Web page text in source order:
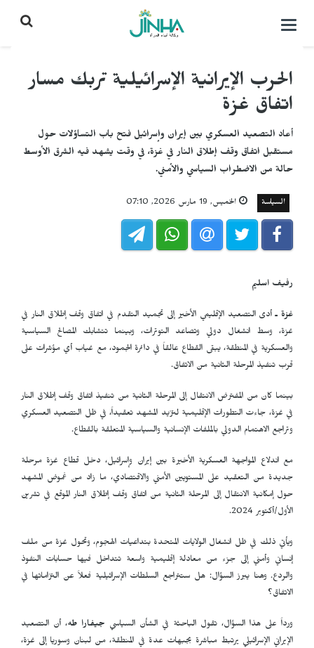
التحكم
الحرب الإيرانية الإسرائيلية تربك مسار
اتفاق غزة
أعاد التصعيد العسكري بين إيران وإسرائيل فتح باب التساؤلات حول
مستقبل اتفاق وقف إطلاق النار في غزة، في وقت يشهد فيه الشرق الأوسط
حالة من الاضطراب السياسي والأمني.
السياسة الخميس, 19 مارس 2026, 07:10
رفيف اسليم
غزة ـ أدى التصعيد الإقليمي الأخير إلى تجميد التقدم في اتفاق وقف إطلاق النار في
غزة، وسط انشغال دولي وتصاعد التوترات، وبينما تتشابك المصالح السياسية
والعسكرية في المنطقة، يبقى القطاع عالقاً في دائرة الجمود، مع غياب أي مؤشرات على
قرب تنفيذ المرحلة الثانية من الاتفاق.
بينما كان من المفترض الانتقال إلى المرحلة الثانية من تنفيذ اتفاق وقف إطلاق النار
في غزة، جاءت التطورات الإقليمية لتزيد المشهد تعقيداً، في ظل التصعيد العسكري
وتراجع الاهتمام الدولي بالملفات الإنسانية والسياسية المتعلقة بالقطاع.
مع اندلاع المواجهة العسكرية الأخيرة بين إيران وإسرائيل، دخل قطاع غزة مرحلة
جديدة من التعقيد على المستويين الأمني والاقتصادي، ما زاد من غموض المشهد
حول إمكانية الانتقال إلى المرحلة الثانية من اتفاق وقف إطلاق النار الموقع في تشرين
الأول/أكتوبر 2024.
ويأتي ذلك في ظل انشغال الولايات المتحدة بتداعيات الهجوم، وتحول غزة من ملف
إنساني وأمني إلى جزء من معادلة إقليمية واسعة تتداخل فيها حسابات النفوذ
والردع. وهنا يبرز السؤال: هل ستتراجع السلطات الإسرائيلية فعلاً عن التزاماتها في
الاتفاق؟
ورداً على هذا السؤال، تقول الباحثة في الشأن السياسي جيفارا طه، أن التصعيد
الإيراني الإسرائيلي يرتبط مباشرة بجبهات عدة في المنطقة، من لبنان وسوريا إلى غزة،